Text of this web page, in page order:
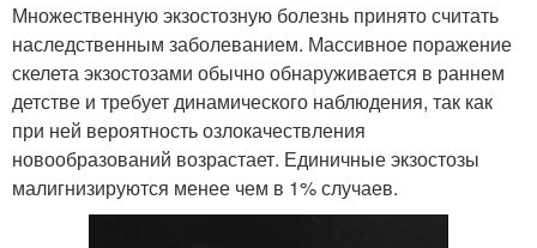
Множественную экзостозную болезнь принято считать
наследственным заболеванием. Массивное поражение
скелета экзостозами обычно обнаруживается в раннем
детстве и требует динамического наблюдения, так как
при ней вероятность озлокачествления
новообразований возрастает. Единичные экзостозы
малигнизируются менее чем в 1% случаев.